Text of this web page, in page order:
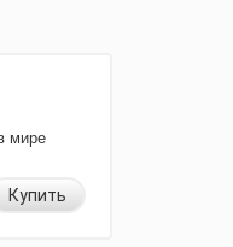
мире
Купить